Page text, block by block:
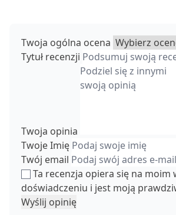
Twoja ogólna ocena
Tytuł recenzji
Twoja opinia
Twoje Imię
Twój email
Ta recenzja opiera się na moim
doświadczeniu i jest moją
Wyślij opinię